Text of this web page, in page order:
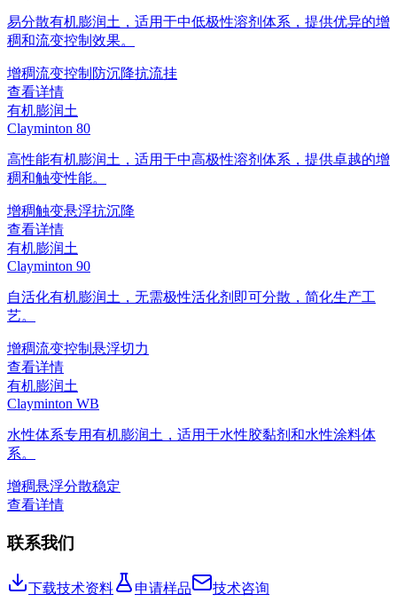
易分散有机膨润土，适用于中低极性溶剂体系，提供优异的增
稠和流变控制效果。
增稠流变控制 防沉降抗流挂
查看详情
有机膨润土
Clayminton 80
高性能有机膨润土，适用于中高极性溶剂体系，提供卓越的增
稠和触变性能。
增稠触变悬浮抗沉降
查看详情
有机膨润土
Clayminton 90
自活化有机膨润土，无需极性活化剂即可分散，简化生产工
艺。
增稠流变控制 悬浮切力
查看详情
有机膨润土
Clayminton WB
水性体系专用有机膨润土，适用于水性胶黏剂和水性涂料体
系。
增稠悬浮分散稳定
查看详情
联系我们
下载技术资料 申请样品 技术咨询